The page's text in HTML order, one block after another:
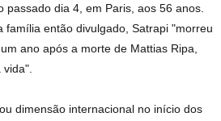
passado dia 4, em Paris, aos 56 anos.
família então divulgado, Satrapi "morreu
ano após a morte de Mattias Ripa,
vida".
dimensão internacional no início dos